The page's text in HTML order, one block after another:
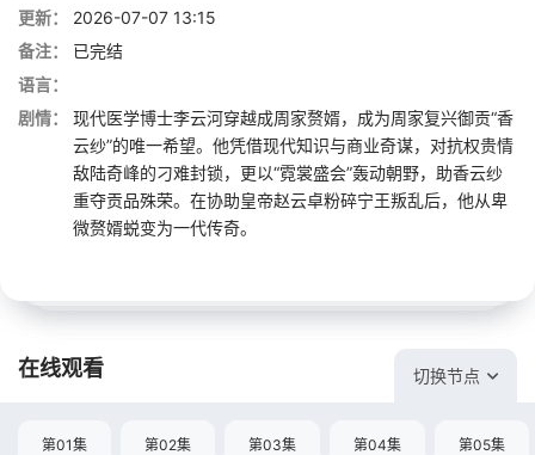
更新：
2026-07-07 13:15
备注：
已完结
语言：
剧情：
现代医学博士李云河穿越成周家赘婿，成为周家复兴御贡“香
云纱”的唯一希望。他凭借现代知识与商业奇谋，对抗权贵情
敌陆奇峰的刁难封锁，更以“霓裳盛会”轰动朝野，助香云纱
重夺贡品殊荣。在协助皇帝赵云卓粉碎宁王叛乱后，他从卑
微赘婿蜕变为一代传奇。
在线观看 切换节点
第01集 第02集 第03集 第04集 第05集